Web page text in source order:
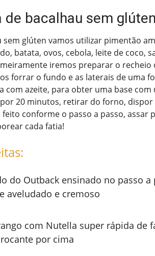
bacalhau sem glúten
sem glúten vamos utilizar pimentão
batata, ovos, cebola, leite de coco,
iremos preparar o recheio
forrar o fundo e as laterais de uma
com azeite, para obter uma base com
20 minutos, retirar do forno,
conforme o passo a passo, assar
cada fatia!
do Outback ensinado no passo a
aveludado e cremoso
com Nutella super rápida de
por cima